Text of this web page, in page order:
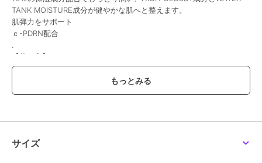
TANK MOISTURE成分が健やかな肌へと整えます。
肌弾力をサポート
ｃ-PDRN配合
【使い方】
1.洗顔後、化粧水でお肌を整えます
2.アンプルを適量、肌のキメに沿ってやさしく塗りなじませます
3.ターンオーバーアクティブクリームを適量、肌のキメに沿ってやさ
酸、炭酸ジカプリリル、セテアリルアルコール、ナイアシンアミド、
ペンチレングリコール、ジステアリン酸ポリグリセリル―3メチルグ
サイズ